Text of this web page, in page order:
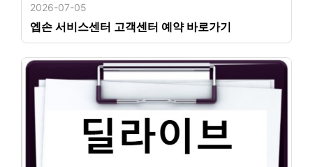
2026-07-05
엡손 서비스센터 고객센터 예약 바로가기